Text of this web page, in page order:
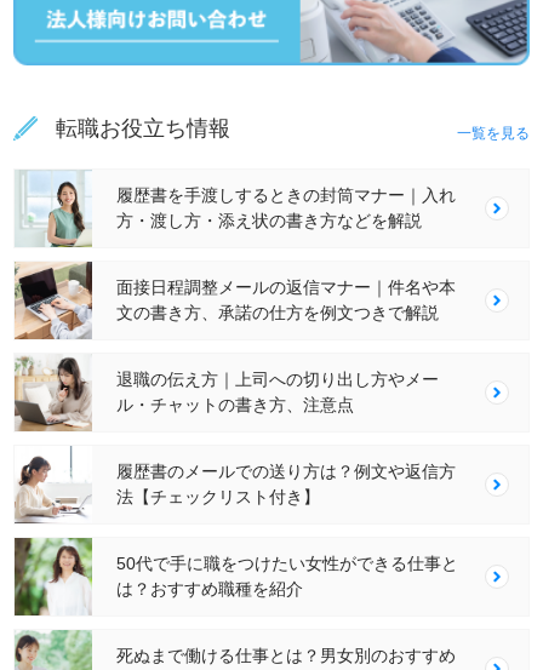
転職お役立ち情報 一覧を見る
履歴書を手渡しするときの封筒マナー｜入れ
方・渡し方・添え状の書き方などを解説
面接日程調整メールの返信マナー｜件名や本
文の書き方、承諾の仕方を例文つきで解説
退職の伝え方｜上司への切り出し方やメー
ル・チャットの書き方、注意点
履歴書のメールでの送り方は？例文や返信方
法【チェックリスト付き】
50代で手に職をつけたい女性ができる仕事と
は？おすすめ職種を紹介
死ぬまで働ける仕事とは？男女別のおすすめ